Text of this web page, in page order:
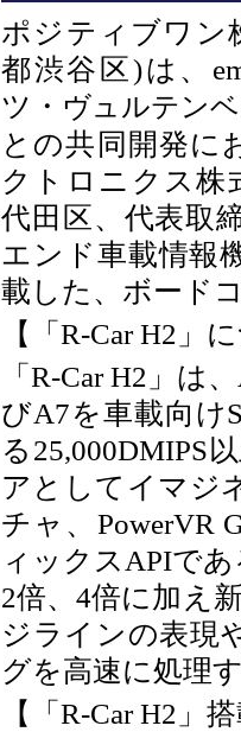
ポジティブワン
都渋谷区)は、
ツ・ ヴュルテン
との共同開発に
クトロニクス株
代田区、代表取
エンド車載情報
載した、ボード
【「 R-Car H2 」
「R-Car H2 」は、
びA7を車載向け
る 25,000DMIPS
アとしてイマジ
チャ、 PowerVR
ィックスAPIで
2倍、4倍に加え
ジラインの表現
グを高速に処理
【「 R-Car H2 」